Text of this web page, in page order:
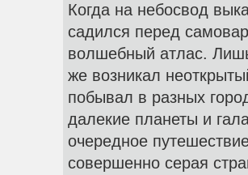
Когда на небосвод
садился перед
волшебный атлас. Лишь
же возникал
побывал в разных
далекие планеты и
очередное
совершенно серая